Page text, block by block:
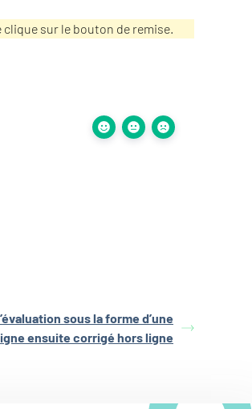
clique sur le bouton de remise.
sous la forme d’une
ensuite corrigé hors ligne